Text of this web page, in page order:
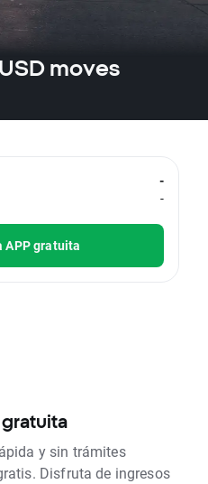
moves
-
-
APP gratuita
y sin trámites
Disfruta de ingresos